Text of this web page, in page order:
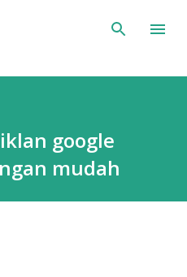
content
google
mudah